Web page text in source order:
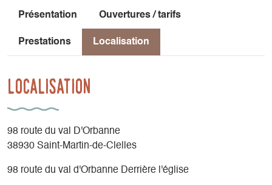
Présentation Ouvertures / tarifs
Prestations Localisation
Localisation
98 route du val D'Orbanne
38930 Saint-Martin-de-Clelles
98 route du val d'Orbanne Derrière l'église